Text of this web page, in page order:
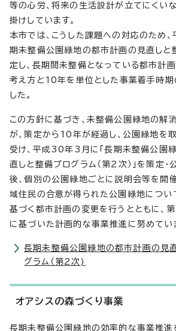
等の心労、将来の生活設計が立てにくい
掛けしています。
本市では、こうした課題への対応のため
期未整備公園緑地の都市計画の見直しと
定し、長期間未整備となっている都市計
考え方と10年を単位とした事業着手時期
した。
この方針に基づき、未整備公園緑地の解
が、策定から10年が経過し、公園緑地を
受け、平成30年3月に「長期未整備公園
直しと整備プログラム（第2次）」を策定・
後、個別の公園緑地ごとに説明会等を開
域住民の合意が得られた公園緑地につい
基づく都市計画の変更を行うとともに、
に基づいた計画的な事業推進に努めてい
長期未整備公園緑地の都市計画の見
グラム（第2次)
オアシスの森づくり事業
長期未整備公園緑地の効率的な事業推進